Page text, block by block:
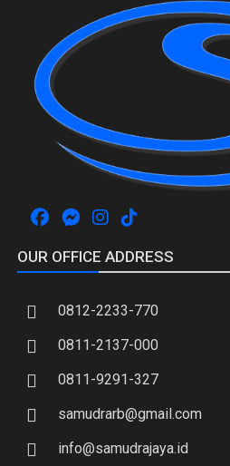
OUR OFFICE ADDRESS
0812-2233-770
0811-2137-000
0811-9291-327
samudrarb@gmail.com
info@samudrajaya.id